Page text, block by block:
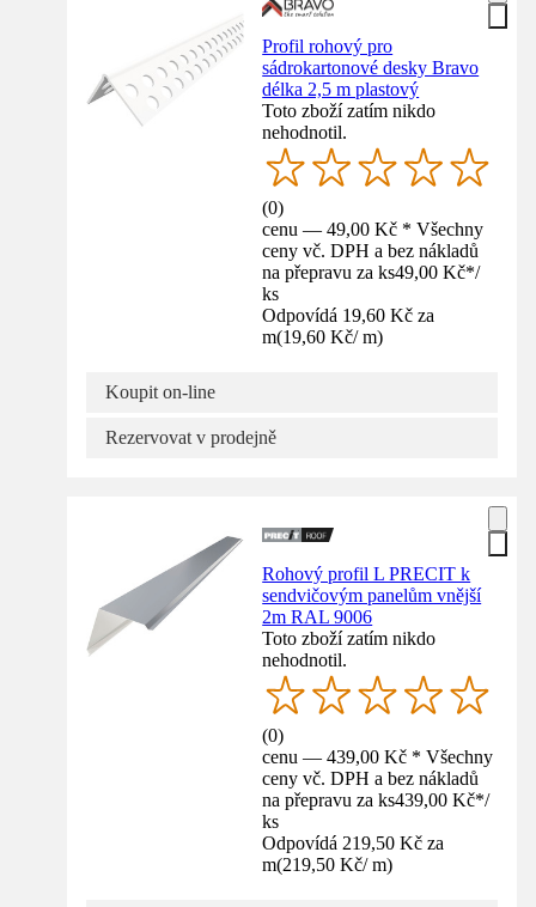
Profil rohový pro
sádrokartonové desky Bravo
délka 2,5 m plastový
Toto zboží zatím nikdo
nehodnotil.
(0)
cenu — 49,00 Kč * Všechny
ceny vč. DPH a bez nákladů
na přepravu za ks49,00 Kč*/
ks
Odpovídá 19,60 Kč za
m(19,60 Kč/ m)
Koupit on-line
Rezervovat v prodejně
Rohový profil L PRECIT k
sendvičovým panelům vnější
2m RAL 9006
Toto zboží zatím nikdo
nehodnotil.
(0)
cenu — 439,00 Kč * Všechny
ceny vč. DPH a bez nákladů
na přepravu za ks439,00 Kč*/
ks
Odpovídá 219,50 Kč za
m(219,50 Kč/ m)